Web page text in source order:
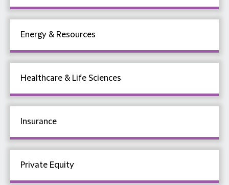
Energy & Resources
Healthcare & Life Sciences
Insurance
Private Equity